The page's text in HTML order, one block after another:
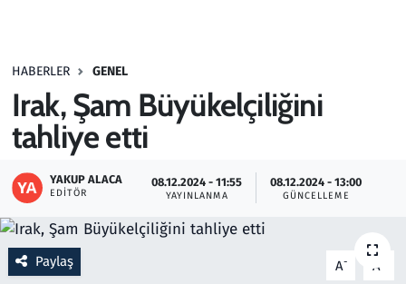
HABERLER GENEL
Irak, Şam Büyükelçiliğini
tahliye etti
YAKUP ALACA
EDITÖR
08.12.2024 - 11:55
YAYINLANMA
08.12.2024 - 13:00
GÜNCELLEME
Paylaş A- A
Haber
Kültür Sanat
Kurumsal Haberler
Memur ve Kamu